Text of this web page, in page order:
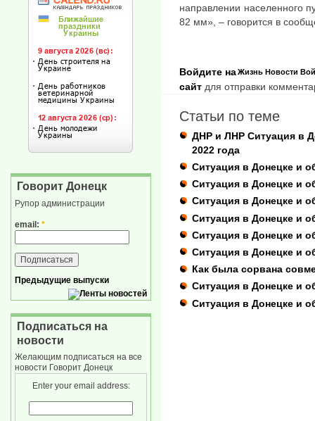
направлении населенного
82 мм», – говорится в
Жизнь Новости
Войдите на
сайт для отправки
Статьи по теме
ДНР и ЛНР Ситуация в
2022 года
Ситуация в Донецке и
Ситуация в Донецке и
Ситуация в Донецке и
Ситуация в Донецке и
Ситуация в Донецке и
Ситуация в Донецке и
Как была сорвана
Ситуация в Донецке и
Ситуация в Донецке и
Говорит Донецк
Рупор администрации
email: *
Предыдущие выпуски
Подписаться на
новости
Желающим подписаться на все
новости Говорит Донецк
Enter your email address: